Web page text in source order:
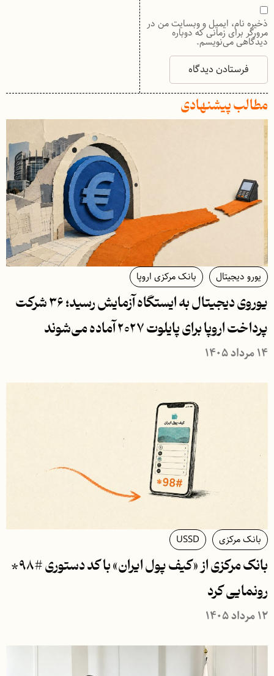
ذخیره نام، ایمیل و وبسایت من در
مرورگر برای زمانی که دوباره
دیدگاهی می‌نویسم.
مطالب پیشنهادی
یورو دیجیتال بانک مرکزی اروپا
یوروی دیجیتال به ایستگاه آزمایش رسید؛ ۳۶ شرکت
پرداخت اروپا برای پایلوت ۲۰۲۷ آماده می‌شوند
۱۴ مرداد ۱۴۰۵
بانک مرکزی USSD
بانک مرکزی از «کیف پول ایران» با کد دستوری #۹۸*
رونمایی کرد
۱۲ مرداد ۱۴۰۵